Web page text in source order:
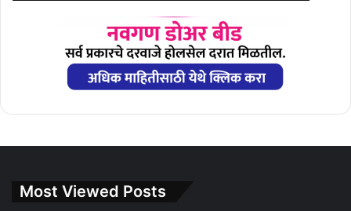
Most Viewed Posts